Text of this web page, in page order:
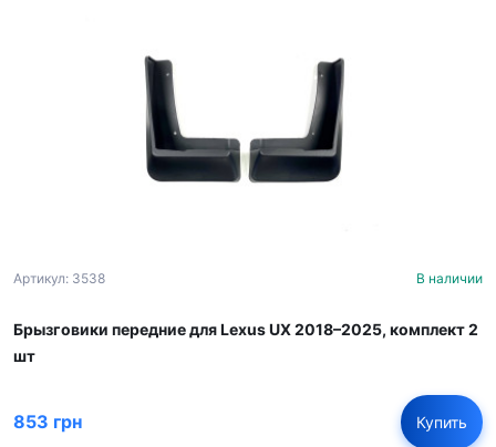
Артикул: 3538 В наличии
Брызговики передние для Lexus UX 2018–2025, комплект 2
шт
853 грн Купить